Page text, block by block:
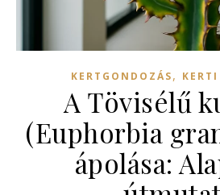
KERTGONDOZÁS,
A Tövisélű
(Euphorbia
ápolása: